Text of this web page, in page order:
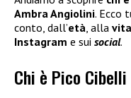
Ambra Angiolini. Ecco
conto, dall’età , alla
Instagram e sui social.
Chi è Pico Cibelli